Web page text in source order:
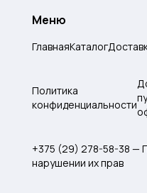
Меню
ГлавнаяКаталог
Политика
конфиденциальности
+375 (29) 278-58-38 —
нарушении их прав